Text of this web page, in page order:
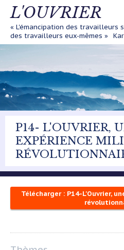
Aller
principal
L'OUVRIER
« L'émancipation des travailleurs
des travailleurs eux-mêmes »
P14- L'OUVRIER,
EXPÉRIENCE
Télécharger : P14-L'Ouvrier,